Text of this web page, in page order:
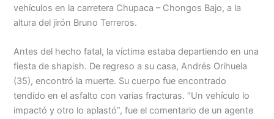
Menu
vehículos en la carretera Chupaca – Chongos Bajo, a la
altura del jirón Bruno Terreros.
Antes del hecho fatal, la víctima estaba departiendo en una
fiesta de shapish. De regreso a su casa, Andrés Orihuela
(35), encontró la muerte. Su cuerpo fue encontrado
tendido en el asfalto con varias fracturas. “Un vehículo lo
impactó y otro lo aplastó”, fue el comentario de un agente